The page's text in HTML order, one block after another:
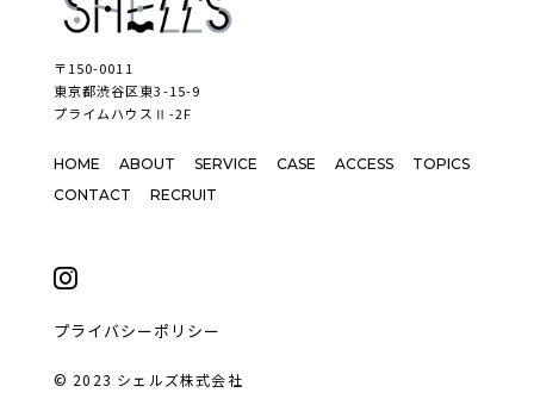
〒150-0011
東京都渋谷区東3-15-9
プライムハウスⅡ-2F
HOME ABOUT SERVICE CASE ACCESS
TOPICS
CONTACT
RECRUIT
プライバシーポリシー
© 2023 シェルズ株式会社